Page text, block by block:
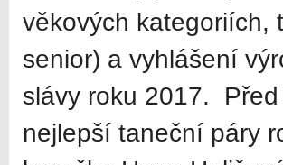
věkových kategoriích,
senior) a vyhlášení
slávy roku 2017.
nejlepší taneční páry